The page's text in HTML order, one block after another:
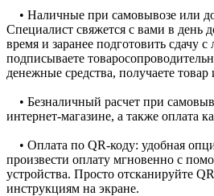
• Наличные при самовывозе или
Специалист свяжется с вами в день
время и заранее подготовить
подписываете
денежные средства, получаете товар
• Безналичный расчет при
интернет-магазине, а также оплата
• Оплата по QR-коду: удобная
произвести оплату мгновенно с
устройства. Просто отсканируйте
инструкциям на экране.